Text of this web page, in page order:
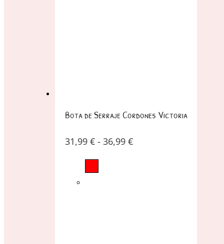
Bota de Serraje Cordones Victoria
31,99 € - 36,99 €